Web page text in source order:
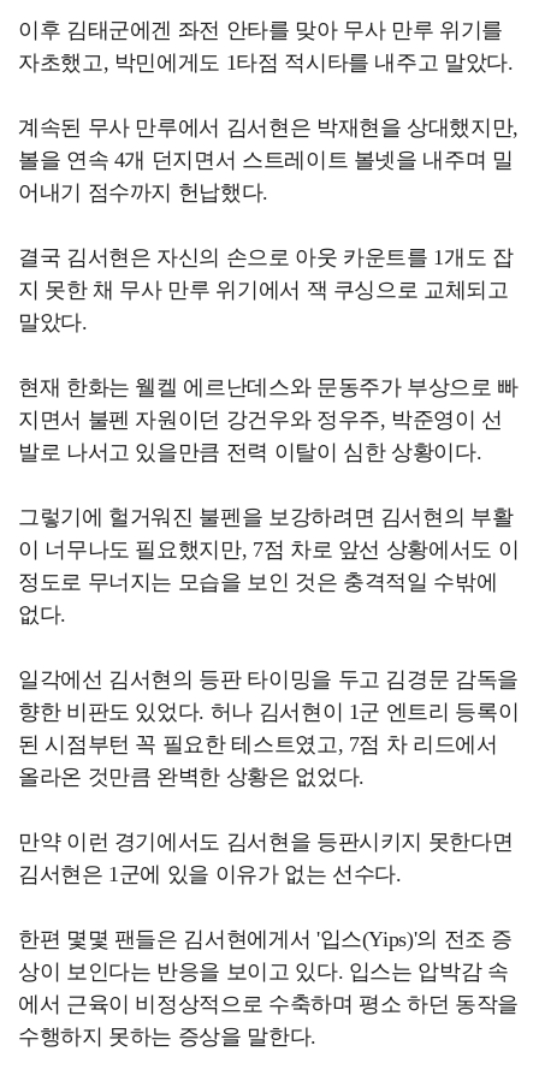
이후 김태군에겐 좌전 안타를 맞아 무사 만루 위기를
자초했고, 박민에게도 1타점 적시타를 내주고 말았다.
계속된 무사 만루에서 김서현은 박재현을 상대했지만,
볼을 연속 4개 던지면서 스트레이트 볼넷을 내주며 밀
어내기 점수까지 헌납했다.
결국 김서현은 자신의 손으로 아웃 카운트를 1개도 잡
지 못한 채 무사 만루 위기에서 잭 쿠싱으로 교체되고
말았다.
현재 한화는 웰켈 에르난데스와 문동주가 부상으로 빠
지면서 불펜 자원이던 강건우와 정우주, 박준영이 선
발로 나서고 있을만큼 전력 이탈이 심한 상황이다.
그렇기에 헐거워진 불펜을 보강하려면 김서현의 부활
이 너무나도 필요했지만, 7점 차로 앞선 상황에서도 이
정도로 무너지는 모습을 보인 것은 충격적일 수밖에
없다.
일각에선 김서현의 등판 타이밍을 두고 김경문 감독을
향한 비판도 있었다. 허나 김서현이 1군 엔트리 등록이
된 시점부턴 꼭 필요한 테스트였고, 7점 차 리드에서
올라온 것만큼 완벽한 상황은 없었다.
만약 이런 경기에서도 김서현을 등판시키지 못한다면
김서현은 1군에 있을 이유가 없는 선수다.
한편 몇몇 팬들은 김서현에게서 '입스(Yips)'의 전조 증
상이 보인다는 반응을 보이고 있다. 입스는 압박감 속
에서 근육이 비정상적으로 수축하며 평소 하던 동작을
수행하지 못하는 증상을 말한다.